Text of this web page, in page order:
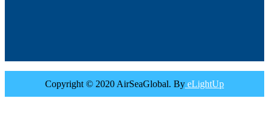
Copyright © 2020 AirSeaGlobal. By eLightUp